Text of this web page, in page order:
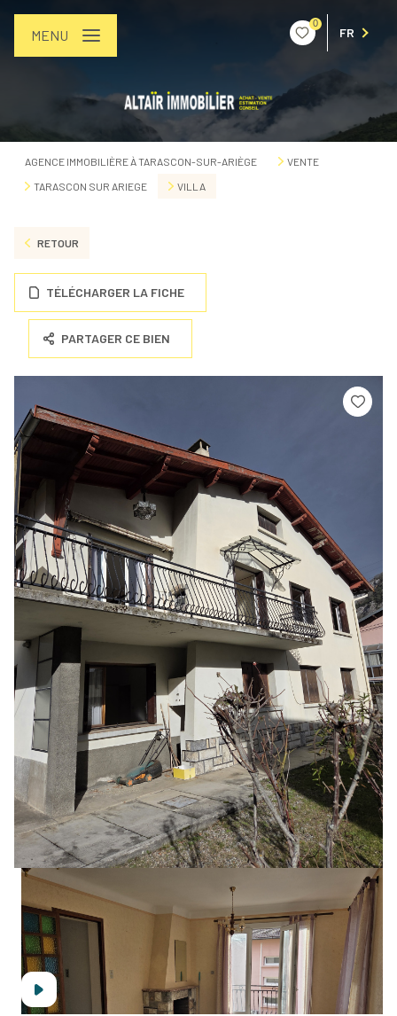
0
FR
MENU
AGENCE IMMOBILIÈRE À TARASCON-SUR-ARIÈGE
VENTE
TARASCON SUR ARIEGE
VILLA
RETOUR
TÉLÉCHARGER LA FICHE
PARTAGER CE BIEN